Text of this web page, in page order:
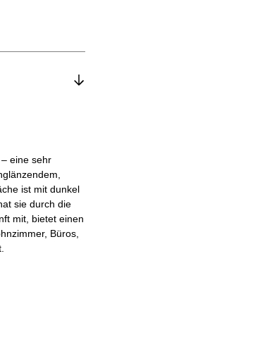
eine sehr
ist mit dunkel
sie durch die
mit, bietet einen
Büros,